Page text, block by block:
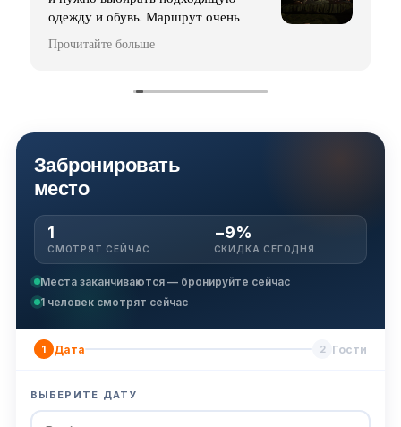
одежду и обувь. Маршрут очень
ограниченный и простой,
практически без каких-либо развлечений. На
Неплохо взять с собой для них шоколад, фрукты и
понравился. За катание на верблюде просят чаевые.
(Переведено Google,
Прочитайте больше
Забронировать
место
1
СМОТРЯТ СЕЙЧАС
−9%
СКИДКА СЕГОДНЯ
Места заканчиваются — бронируйте сейчас
1человек смотрят сейчас
1 Дата 2 Гости
ВЫБЕРИТЕ ДАТУ